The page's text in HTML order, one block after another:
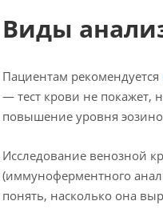
Виды
Пациентам рекомендуется
— тест крови не покажет,
повышение уровня
Исследование венозной
(иммуноферментного
понять, насколько она